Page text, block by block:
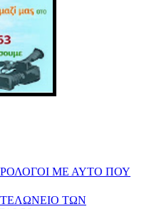
ΜΕ ΑΥΤΟ ΠΟΥ
ΤΩΝ